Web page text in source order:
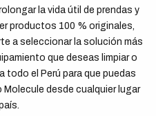
la vida útil de prendas y
productos 100 % originales,
a seleccionar la solución más
que deseas limpiar o
todo el Perú para que puedas
desde cualquier lugar